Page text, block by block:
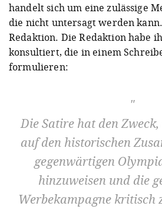
handelt sich um eine zulässige
die nicht untersagt werden
Redaktion. Die Redaktion habe
konsultiert, die in einem
formulieren:
Die Satire hat den
auf den historischen
gegenwärtigen
hinzuweisen und die
Werbekampagne kritisch